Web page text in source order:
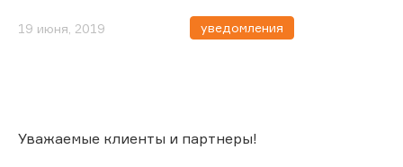
19 июня, 2019 уведомления
Уважаемые клиенты и партнеры!